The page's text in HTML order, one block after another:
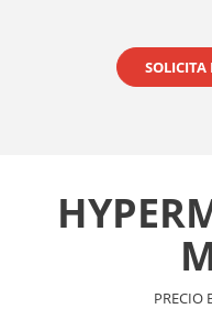
PRECIO